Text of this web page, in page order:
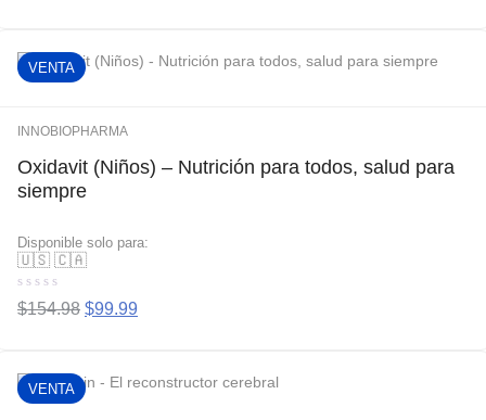
VENTA
INNOBIOPHARMA
Oxidavit (Niños) – Nutrición para todos, salud para
siempre
Disponible solo para:
🇺🇸 🇨🇦
Valorado
con
$154.98 $99.99
VENTA